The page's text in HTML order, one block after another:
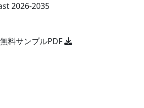
2026-2035
無料サンプルPDF